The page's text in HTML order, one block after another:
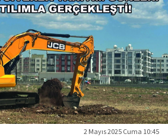
2 Mayıs 2025 Cuma 10:45